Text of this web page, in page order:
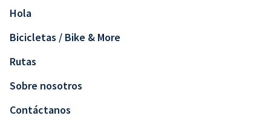
Hola
Bicicletas / Bike & More
Rutas
Sobre nosotros
Contáctanos